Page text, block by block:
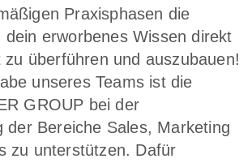
Praxisphasen die
dein erworbenes Wissen direkt
zu überführen und auszubauen!
unseres Teams ist die
GROUP bei der
der Bereiche Sales, Marketing
zu unterstützen. Dafür